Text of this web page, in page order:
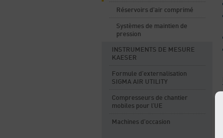
Réservoirs d'air comprimé
Systèmes de maintien de
pression
INSTRUMENTS DE MESURE
KAESER
Formule d'externalisation
SIGMA AIR UTILITY
Compresseurs de chantier
mobiles pour l’UE
Machines d'occasion